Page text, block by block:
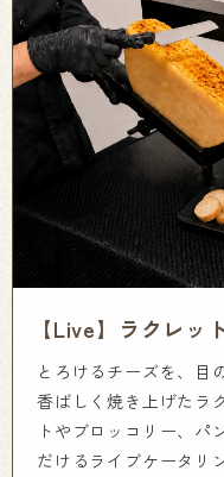
【Live】ラクレッ
とろけるチーズを、目
香ばしく焼き上げたラ
トやブロッコリー、パ
だけるライブケータリ